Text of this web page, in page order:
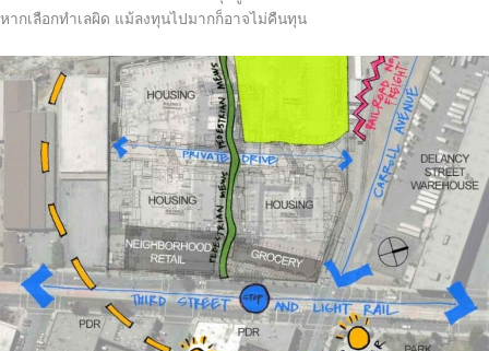
หากเลือกทำเลผิด แม้ลงทุนไปมากก็อาจไม่คืนทุน